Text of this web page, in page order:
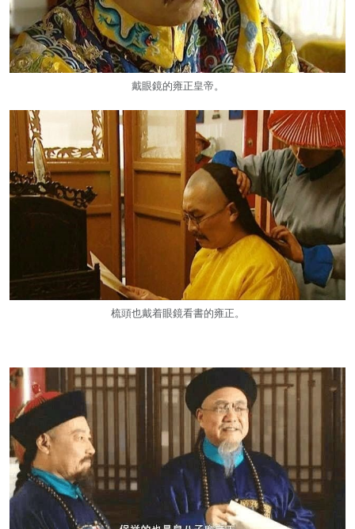
戴眼鏡的雍正皇帝。
梳頭也戴着眼鏡看書的雍正。